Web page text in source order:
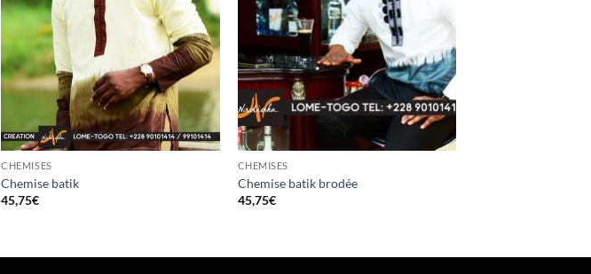
CHEMISES
Chemise batik
45,75€
CHEMISES
Chemise batik brodée
45,75€